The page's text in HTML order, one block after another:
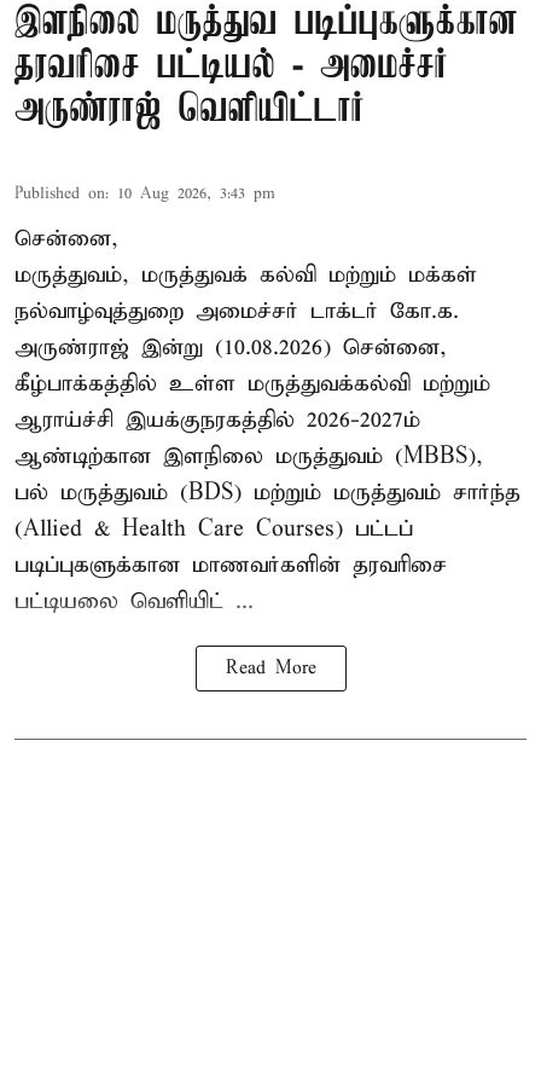
இளநிலை மருத்துவ படிப்புகளுக்கான
தரவரிசை பட்டியல் - அமைச்சர்
அருண்ராஜ் வெளியிட்டார்
Published on: 10 Aug 2026, 3:43 pm
சென்னை,
மருத்துவம், மருத்துவக் கல்வி மற்றும் மக்கள்
நல்வாழ்வுத்துறை அமைச்சர் டாக்டர் கோ.க.
அருண்ராஜ் இன்று (10.08.2026) சென்னை,
கீழ்பாக்கத்தில் உள்ள மருத்துவக்கல்வி மற்றும்
ஆராய்ச்சி இயக்குநரகத்தில் 2026-2027ம்
ஆண்டிற்கான இளநிலை மருத்துவம் (MBBS),
பல் மருத்துவம் (BDS) மற்றும் மருத்துவம் சார்ந்த
(Allied & Health Care Courses) பட்டப்
படிப்புகளுக்கான மாணவர்களின் தரவரிசை
பட்டியலை வெளியிட் ...
Read More